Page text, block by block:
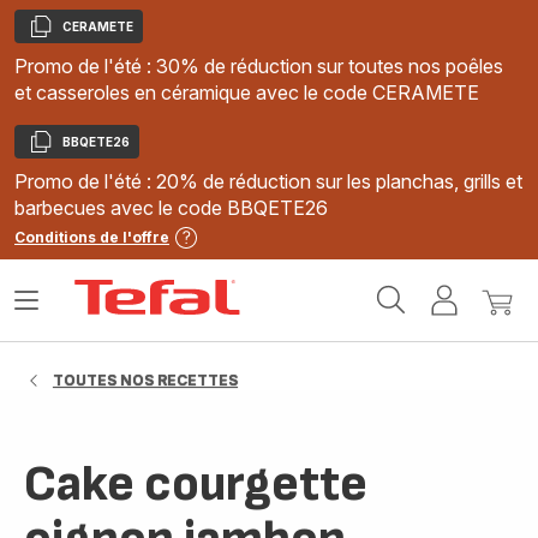
Copier
CERAMETE
Promo de l'été : 30% de réduction sur toutes nos poêles
et casseroles en céramique avec le code CERAMETE
Copier
BBQETE26
Promo de l'été : 20% de réduction sur les planchas, grills et
barbecues avec le code BBQETE26
Conditions de l'offre
MonMon
Ouvrir
TOUTES NOS RECETTES
Cake courgette